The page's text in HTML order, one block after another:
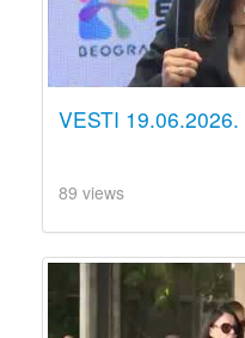
VESTI 19.06.2026.
89 views